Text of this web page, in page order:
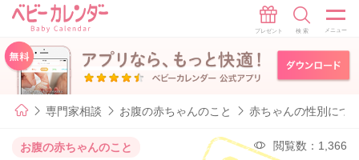
専門家相談 お腹の赤ちゃんのこと 赤ちゃんの性別につ
お腹の赤ちゃんのこと 閲覧数：1,366